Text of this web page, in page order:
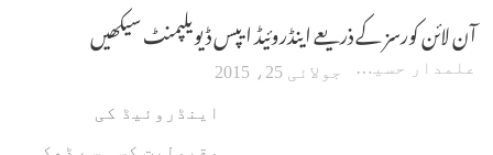
‫آن لائن کورسز کے ذریعے اینڈروئیڈ ایپس ڈیویلپمنٹ سیکھیں‬
علمدار حسین جولائی 25، 2015
اینڈروئیڈ کی